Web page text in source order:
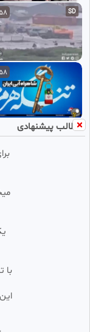
SD
مطالب پیشنهادی
با